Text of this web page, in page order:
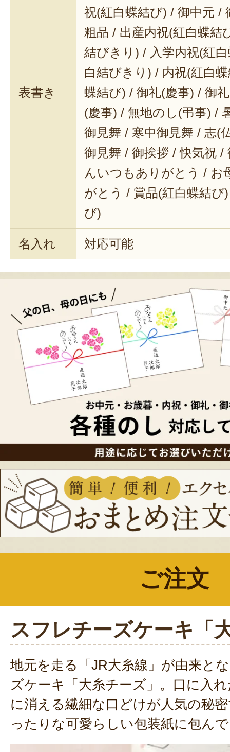
表書き
祝(紅白蝶結び) / 御中元 /
粗品 / 出産内祝(紅白蝶結
結びきり) / 入学内祝(紅
白結びきり) / 内祝(紅白
蝶結び) / 御礼(慶事) / 御
(慶事) / 無地のし(弔事) /
御見舞 / 寒中御見舞 / 志(
御見舞 / 御挨拶 / 快気祝 /
んいつもありがとう / お
がとう / 賞品(紅白蝶結び
び)
名入れ 対応可能
ご注文
スフレチーズケーキ「
地元を走る「JR大糸線」が由来と
ズケーキ「大糸チーズ」。口に入
に消える繊細な口どけが人気の秘
ったりな可愛らしい包装紙に包ん